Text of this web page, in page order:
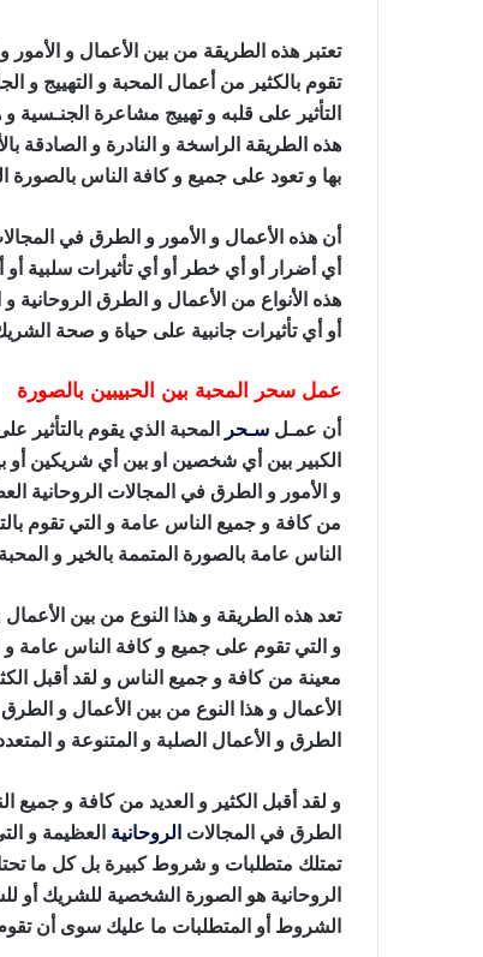
تعتبر هذه الطريقة من بين الأعمال و الأمور
تقوم بالكثير من أعمال المحبة و التهييج
التأثير على قلبه و تهييج مشاعرة الجنـسية
هذه الطريقة الراسخة و النادرة و الصادقة
بها و تعود على جميع و كافة الناس بالصورة
أن هذه الأعمال و الأمور و الطرق في
أي أضرار أو أي خطر أو أي تأثيرات سلبية
هذه الأنواع من الأعمال و الطرق الروحانية
أو أي تأثيرات جانبية على حياة و صحة
عمل سحر المحبة بين الحبيبين بالصورة
أن عمـل سـحر
المحبة الذي يقوم
الكبير بين أي شخصين او بين أي شريكين
و الأمور و الطرق في المجالات الروحانية
من كافة و جميع الناس عامة و التي تقوم
الناس عامة بالصورة المتممة بالخير و
تعد هذه الطريقة و هذا النوع من بين
و التي تقوم على جميع و كافة الناس عامة و
معينة من كافة و جميع الناس و لقد أقبل
الأعمال و هذا النوع من بين الأعمال و
الطرق و الأعمال الصلبة و المتنوعة و
و لقد أقبل الكثير و العديد من كافة و
الطرق في المجالات الروحانية العظيمة و
تمتلك متطلبات و شروط كبيرة بل كل ما
الروحانية هو الصورة الشخصية للشريك
الشروط أو المتطلبات ما عليك سوى أن